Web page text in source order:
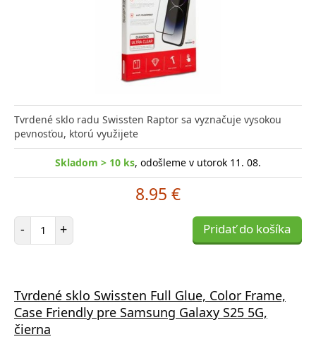
Tvrdené sklo radu Swissten Raptor sa vyznačuje vysokou
pevnosťou, ktorú využijete
Skladom > 10 ks, odošleme v utorok 11. 08.
8.95 €
- Počet položiek
+ Pridať do košíka
Tvrdené sklo Swissten Full Glue, Color Frame,
Case Friendly pre Samsung Galaxy S25 5G,
čierna